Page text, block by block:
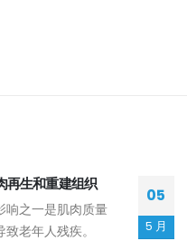
再生和重建组织
响之一是肌肉质量
老年人残疾。
05
5 月